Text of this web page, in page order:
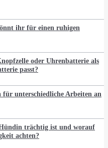
ihr für einen ruhigen
oder Uhrenbatterie als
passt?
für unterschiedliche Arbeiten an
trächtig ist und worauf
achten?